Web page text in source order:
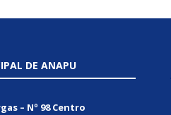
DE ANAPU
– Nº 98 Centro